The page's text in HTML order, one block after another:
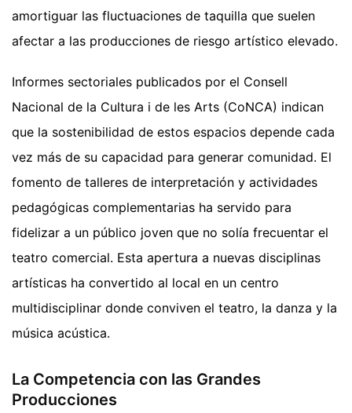
amortiguar las fluctuaciones de taquilla que suelen
afectar a las producciones de riesgo artístico elevado.
Informes sectoriales publicados por el Consell
Nacional de la Cultura i de les Arts (CoNCA) indican
que la sostenibilidad de estos espacios depende cada
vez más de su capacidad para generar comunidad. El
fomento de talleres de interpretación y actividades
pedagógicas complementarias ha servido para
fidelizar a un público joven que no solía frecuentar el
teatro comercial. Esta apertura a nuevas disciplinas
artísticas ha convertido al local en un centro
multidisciplinar donde conviven el teatro, la danza y la
música acústica.
La Competencia con las Grandes
Producciones